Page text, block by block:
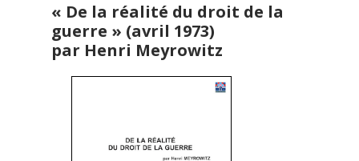
« De la réalité du droit de la
guerre » (avril 1973)
par Henri Meyrowitz